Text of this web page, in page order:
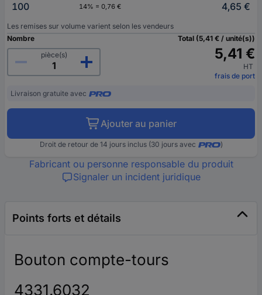
100
14% = 0,76 € 4,65 €
Les remises sur volume varient selon les vendeurs
Nombre
pièce(s)
Total (5,41 € / unité(s))
5,41 €
HT
frais de port
Livraison gratuite avec
Ajouter au panier
Droit de retour de 14 jours inclus (30 jours avec )
Fabricant ou personne responsable du produit
Signaler un incident juridique
Points forts et détails
Bouton compte-tours
4331.6032